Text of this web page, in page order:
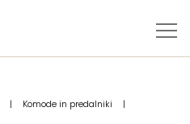
| Komode in predalniki
|